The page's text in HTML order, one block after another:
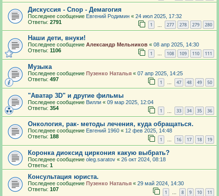
Дискуссия - Спор - Демагогия
Последнее сообщение Евгений Родимин « 24 июл 2025, 17:32
Ответы: 2791 1 277 278 279 280
Наши дети, внуки!
Последнее сообщение Александр Мельников « 08 апр 2025, 14:30
Ответы: 1106 1 … 108 109 110 111
Музыка
Последнее сообщение Пузенко Наталья « 07 апр 2025, 14:25
Ответы: 497 1 … 47 48 49 50
"Аватар 3D" и другие фильмы
Последнее сообщение Вилли « 09 мар 2025, 12:04
Ответы: 354 1 33 34 35 36
Онкология, рак- методы лечения, куда обращаться.
Последнее сообщение Евгений 1960 « 12 фев 2025, 14:48
Ответы: 188 1 … 16 17 18 19
Коронка диоксид циркония какую выбрать?
Последнее сообщение oleg.saratov « 26 окт 2024, 08:18
Ответы: 1
Консультация юриста.
Последнее сообщение Пузенко Наталья « 29 май 2024, 14:30
Ответы: 107 1 8 9 10 11